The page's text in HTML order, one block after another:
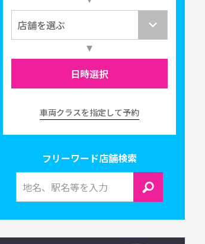
日時選択
車両クラスを指定して予約
フリーワード店舗検索